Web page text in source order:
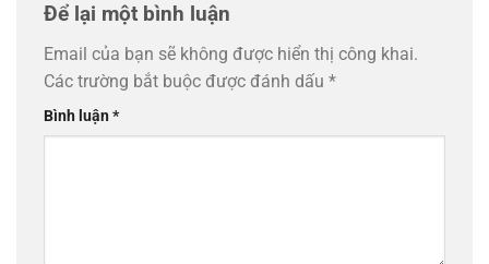
Để lại một bình luận
Email của bạn sẽ không được hiển thị công khai.
Các trường bắt buộc được đánh dấu *
Bình luận*